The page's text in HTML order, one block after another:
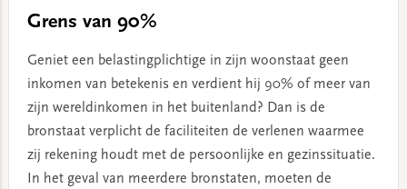
Grens van 90%
Geniet een belastingplichtige in zijn woonstaat geen
inkomen van betekenis en verdient hij 90% of meer van
zijn wereldinkomen in het buitenland? Dan is de
bronstaat verplicht de faciliteiten de verlenen waarmee
zij rekening houdt met de persoonlijke en gezinssituatie.
In het geval van meerdere bronstaten, moeten de